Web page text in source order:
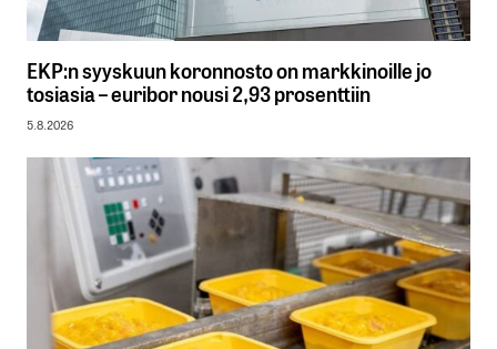
EKP:n syyskuun koronnosto on markkinoille jo
tosiasia – euribor nousi 2,93 prosenttiin
5.8.2026